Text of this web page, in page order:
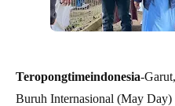
Teropongtimeindonesia-
Buruh Internasional (May